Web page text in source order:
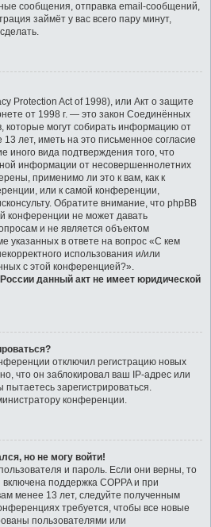
сообщения, отправка email-сообщений,
займёт у вас всего пару минут,
Protection Act of 1998), или Акт о защите
от 1998 г. — это закон Соединённых
которые могут собирать информацию от
лет, иметь на это письменное согласие
иного вида подтверждения того, что
информации от несовершеннолетних
применимо ли это к вам, как к
или к самой конференции,
Обратите внимание, что phpBB
конференции не может давать
и не является объектом
указанных в ответе на вопрос «С кем
использования и/или
с этой конференцией?».
данный акт не имеет юридической
отключил регистрацию новых
что он заблокировал ваш IP-адрес или
зарегистрироваться.
конференции.
но не могу войти!
и пароль. Если они верны, то
поддержка COPPA и при
менее 13 лет, следуйте полученным
требуется, чтобы все новые
пользователями или